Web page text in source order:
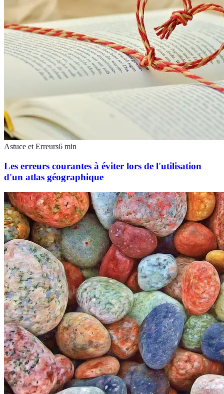
Astuce et Erreurs6 min
Les erreurs courantes à éviter lors de l'utilisation
d'un atlas géographique